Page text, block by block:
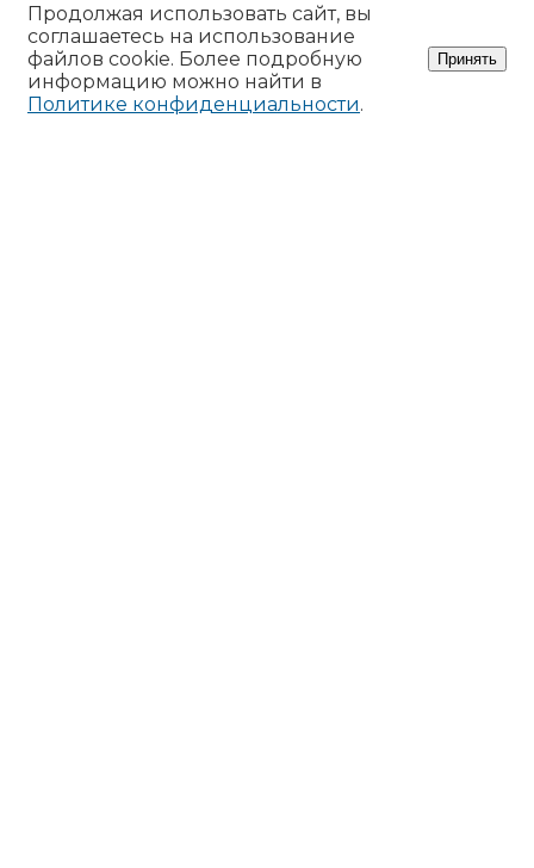
Продолжая использовать сайт, вы
соглашаетесь на использование
файлов cookie. Более подробную
информацию можно найти в
Политике конфиденциальности.
Принять